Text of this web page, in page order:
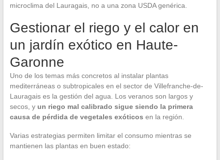
microclima del Lauragais, no a una zona USDA genérica.
Gestionar el riego y el calor en
un jardín exótico en Haute-
Garonne
Uno de los temas más concretos al instalar plantas
mediterráneas o subtropicales en el sector de Villefranche-de-
Lauragais es la gestión del agua. Los veranos son largos y
secos, y un riego mal calibrado sigue siendo la primera
causa de pérdida de vegetales exóticos en la región.
Varias estrategias permiten limitar el consumo mientras se
mantienen las plantas en buen estado: